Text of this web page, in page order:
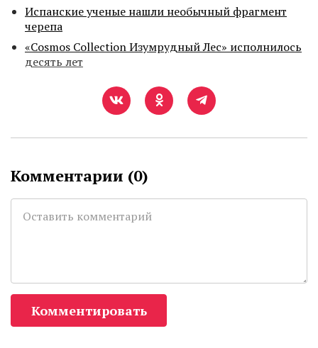
Испанские ученые нашли необычный фрагмент
черепа
«Cosmos Collection Изумрудный Лес» исполнилось
десять лет
Комментарии (0)
Комментировать